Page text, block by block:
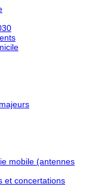
mobile (antennes
et concertations